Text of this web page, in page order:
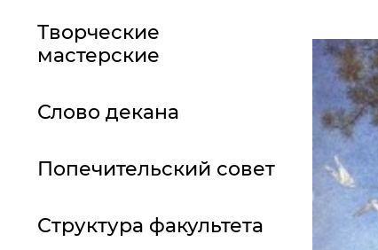
Творческие
мастерские
Слово декана
Попечительский совет
Структура факультета